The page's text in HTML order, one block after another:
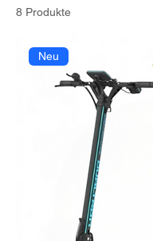
8 Produkte
Neu